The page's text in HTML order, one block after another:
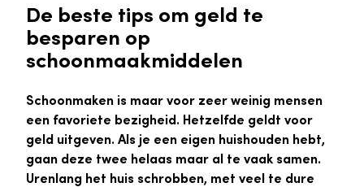
De beste tips om geld te
besparen op
schoonmaakmiddelen
Schoonmaken is maar voor zeer weinig mensen
een favoriete bezigheid. Hetzelfde geldt voor
geld uitgeven. Als je een eigen huishouden hebt,
gaan deze twee helaas maar al te vaak samen.
Urenlang het huis schrobben, met veel te dure